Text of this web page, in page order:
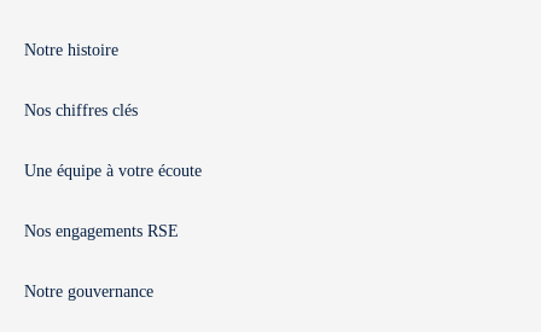
Notre histoire
Nos chiffres clés
Une équipe à votre écoute
Nos engagements RSE
Notre gouvernance